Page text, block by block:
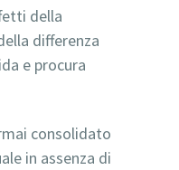
della
differenza
e procura
consolidato
in assenza di